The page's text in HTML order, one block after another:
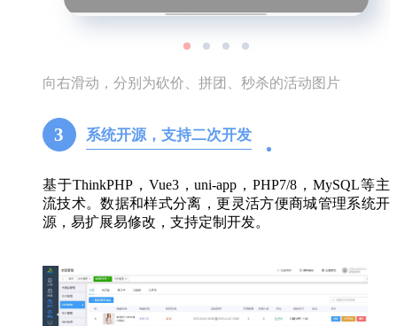
向右滑动，分别为砍价、拼团、秒杀的活动图片
3 系统开源，支持二次开发
基于ThinkPHP，Vue3，uni-app，PHP7/8，MySQL等主
流技术。数据和样式分离，更灵活方便商城管理系统开
源，易扩展易修改，支持定制开发。